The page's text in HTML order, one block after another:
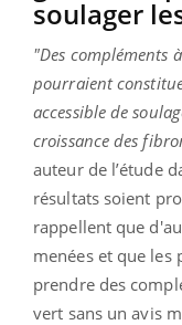
soulager
"Des compléments
pourraient
accessible de
croissance des
auteur de l’étude
résultats soient
rappellent que
menées et que les
prendre des
vert sans un avis